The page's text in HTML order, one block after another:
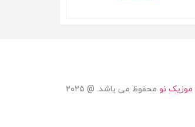
موزیک نو محفوظ می باشد. @ ۲۰۲۵